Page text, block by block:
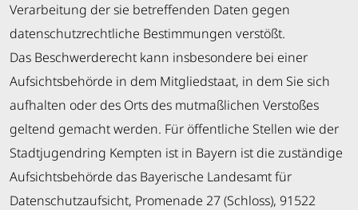
Verarbeitung der sie betreffenden Daten gegen
datenschutzrechtliche Bestimmungen verstößt.
Das Beschwerderecht kann insbesondere bei einer
Aufsichtsbehörde in dem Mitgliedstaat, in dem Sie sich
aufhalten oder des Orts des mutmaßlichen Verstoßes
geltend gemacht werden. Für öffentliche Stellen wie der
Stadtjugendring Kempten ist in Bayern ist die zuständige
Aufsichtsbehörde das Bayerische Landesamt für
Datenschutzaufsicht, Promenade 27 (Schloss), 91522